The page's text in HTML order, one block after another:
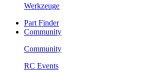
Werkzeuge
Part Finder
Community
Community
RC Events